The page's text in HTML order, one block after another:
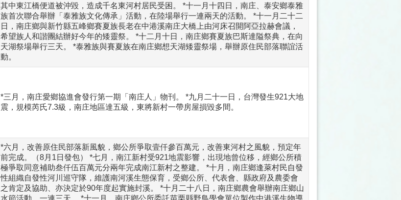
其中東江橋便道被沖毀，造成千名東河村居民受困。 *十一月十四日，南庄、泰安鄉泰雅
族首次聯合舉辦「泰雅族文化傳承」活動，在陸場舉行一連兩天的活動。 *十一月二十二
日，南庄鄉與新竹縣五峰鄉賽夏族長老在中港溪南庄大橋上由河床召開阿亞拉赫會議，
希望族人和諧團結辦好今年的矮靈祭。 *十二月十日，南庄鄉賽夏族巴斯達隘祭典，在向
天湖祭場舉行三天。 *泰雅族與賽夏族在南庄鄉想天湖矮靈祭場，舉辦原住民部落聯誼活
動。
*三月，南庄愛鄉協進會發行第一期「南庄人」物刊。 *九月二十一日，台灣發生921大地
震，規模芮氏7.3級，南庄地區達五級，東將新村一帶房屋損毀多間。
*六月，改善原住民部落新風貌，鄉公所爭取壹仟參百萬元，改善東河村之風貌，預定年
前完成。（8月1日發包） *七月，南江新村受921地震影響，出現地曾位移，經鄉公所積
極爭取同意補助叁仟伍百萬元分兩年完成南江新村之整建。 *十月，南庄鄉逢萊村民自發
性組織自發性河川巡守隊，維護南河溪生態保育，受鄉公所、代表會、縣政府及農委會
之肯定及協助、亦決定於90年度起實施封溪。 *十月二十八日，南庄鄉農會舉辦南庄鄉山
水節活動，一連三天。 *十一月，南庄鄉公所委託苗栗縣野鳥學會單位製作中港溪生物導